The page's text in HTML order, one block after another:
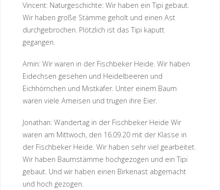
Vincent: Naturgeschichte: Wir haben ein Tipi gebaut.
Wir haben große Stämme geholt und einen Ast
durchgebrochen. Plötzlich ist das Tipi kaputt
gegangen.
Amin: Wir waren in der Fischbeker Heide. Wir haben
Eidechsen gesehen und Heidelbeeren und
Eichhörnchen und Mistkäfer. Unter einem Baum
waren viele Ameisen und trugen ihre Eier.
Jonathan: Wandertag in der Fischbeker Heide Wir
waren am Mittwoch, den 16.09.20 mit der Klasse in
der Fischbeker Heide. Wir haben sehr viel gearbeitet.
Wir haben Baumstämme hochgezogen und ein Tipi
gebaut. Und wir haben einen Birkenast abgemacht
und hoch gezogen.